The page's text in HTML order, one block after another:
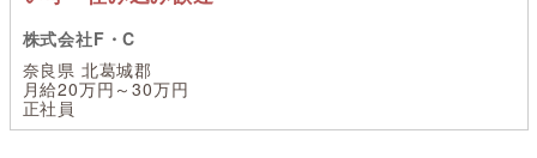
株式会社F・C
奈良県 北葛城郡
月給20万円～30万円
正社員